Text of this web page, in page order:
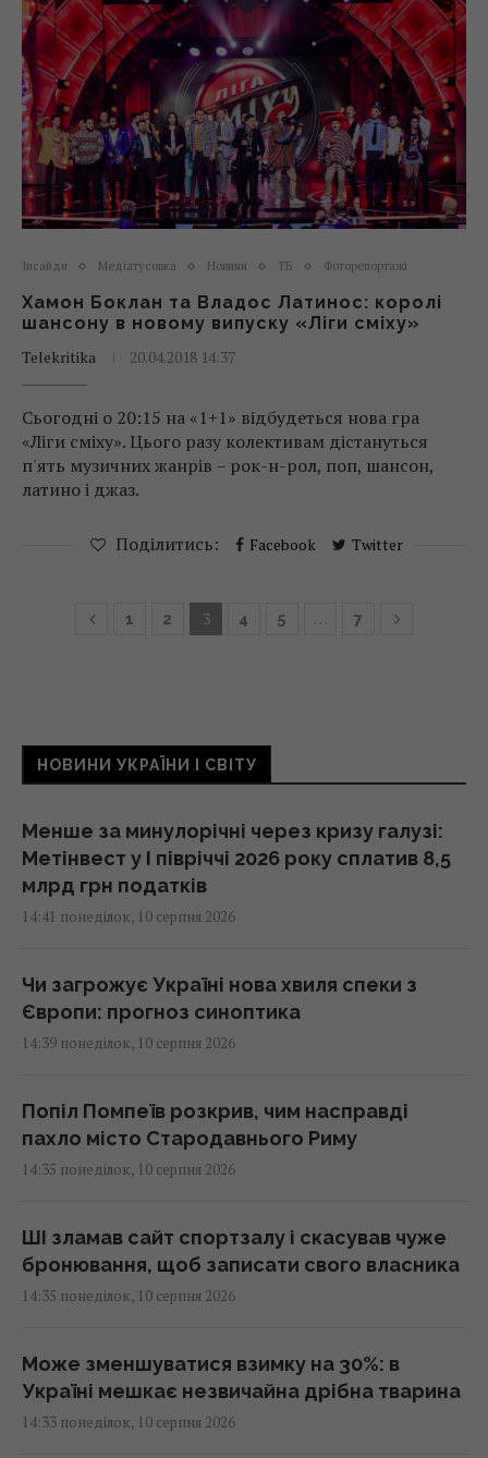
Інсайди Медіатусовка Новини ТБ Фоторепортажі
Хамон Боклан та Владос Латинос: королі
шансону в новому випуску «Ліги сміху»
Telekritika
20.04.2018 14:37
Сьогодні о 20:15 на «1+1» відбудеться нова гра
«Ліги сміху». Цього разу колективам дістануться
п'ять музичних жанрів – рок-н-рол, поп, шансон,
латино і джаз.
Поділитись: Facebook Twitter
1 2 3 4 5 … 7
НОВИНИ УКРАЇНИ І СВІТУ
Менше за минулорічні через кризу галузі:
Метінвест у I півріччі 2026 року сплатив 8,5
млрд грн податків
14:41 понеділок, 10 серпня 2026
Чи загрожує Україні нова хвиля спеки з
Європи: прогноз синоптика
14:39 понеділок, 10 серпня 2026
Попіл Помпеїв розкрив, чим насправді
пахло місто Стародавнього Риму
14:35 понеділок, 10 серпня 2026
ШІ зламав сайт спортзалу і скасував чуже
бронювання, щоб записати свого власника
14:35 понеділок, 10 серпня 2026
Може зменшуватися взимку на 30%: в
Україні мешкає незвичайна дрібна тварина
14:33 понеділок, 10 серпня 2026